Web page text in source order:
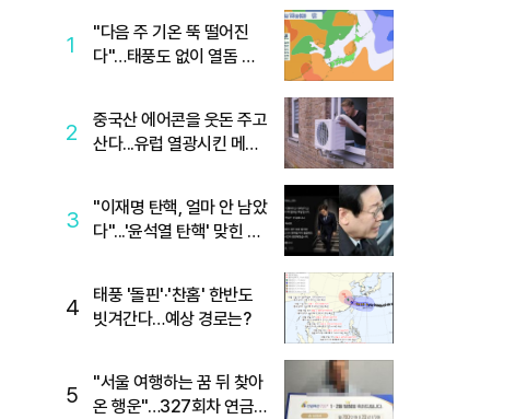
1
"다음 주 기온 뚝 떨어진
다"…태풍도 없이 열돔 박
2
중국산 에어콘을 웃돈 주고
산다...유럽 열광시킨 메이
3
"이재명 탄핵, 얼마 안 남았
다"...'윤석열 탄핵' 맞힌 무
4
태풍 '돌핀'·'찬홈' 한반도
빗겨간다…예상 경로는?
5
"서울 여행하는 꿈 뒤 찾아
온 행운"…327회차 연금